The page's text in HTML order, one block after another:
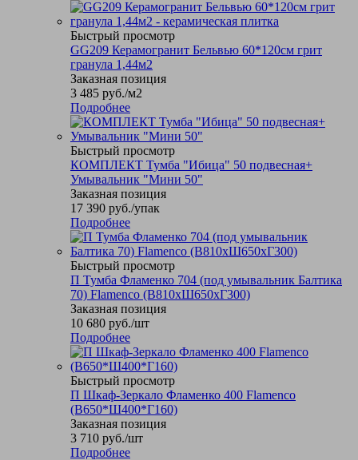
Быстрый просмотр
GG209 Керамогранит Бельвью 60*120см грит
гранула 1,44м2
Заказная позиция
3 485 руб./м2
Подробнее
Быстрый просмотр
КОМПЛЕКТ Тумба "Ибица" 50 подвесная+
Умывальник "Мини 50"
Заказная позиция
17 390 руб./упак
Подробнее
Быстрый просмотр
П Тумба Фламенко 704 (под умывальник Балтика
70) Flamenco (В810хШ650хГ300)
Заказная позиция
10 680 руб./шт
Подробнее
Быстрый просмотр
П Шкаф-Зеркало Фламенко 400 Flamenco
(В650*Ш400*Г160)
Заказная позиция
3 710 руб./шт
Подробнее